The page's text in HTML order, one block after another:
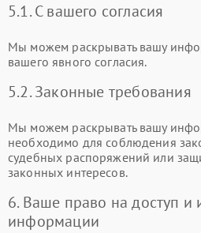
5.1. С вашего согласия
Мы можем раскрывать вашу
вашего явного согласия.
5.2. Законные требования
Мы можем раскрывать вашу
необходимо для соблюдения
судебных распоряжений или
законных интересов.
6. Ваше право на доступ и
информации